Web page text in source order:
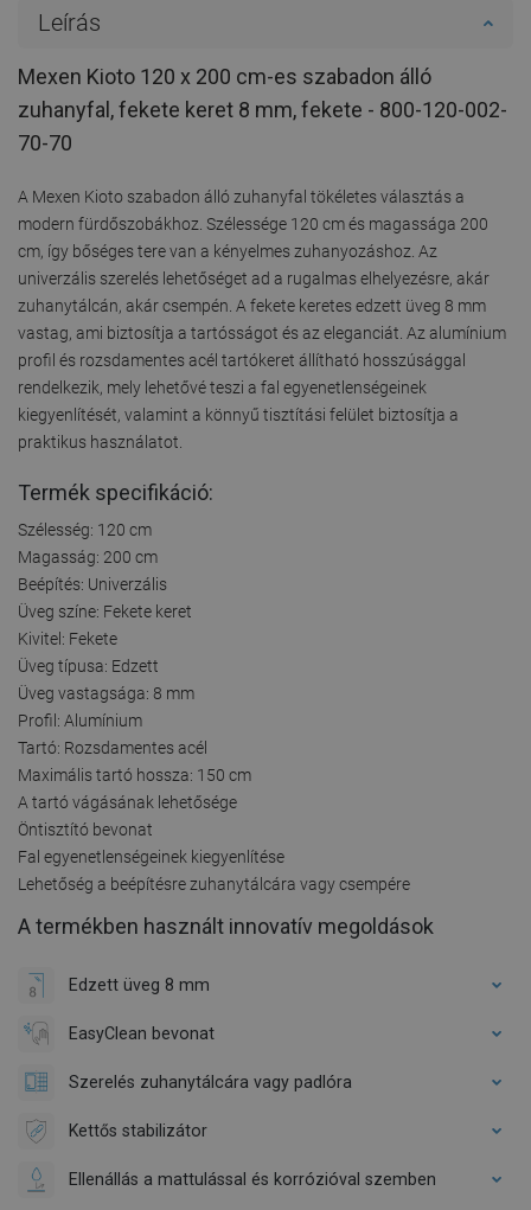
Leírás
Mexen Kioto 120 x 200 cm-es szabadon álló
zuhanyfal, fekete keret 8 mm, fekete - 800-120-002-
70-70
A Mexen Kioto szabadon álló zuhanyfal tökéletes választás a
modern fürdőszobákhoz. Szélessége 120 cm és magassága 200
cm, így bőséges tere van a kényelmes zuhanyozáshoz. Az
univerzális szerelés lehetőséget ad a rugalmas elhelyezésre, akár
zuhanytálcán, akár csempén. A fekete keretes edzett üveg 8 mm
vastag, ami biztosítja a tartósságot és az eleganciát. Az alumínium
profil és rozsdamentes acél tartókeret állítható hosszúsággal
rendelkezik, mely lehetővé teszi a fal egyenetlenségeinek
kiegyenlítését, valamint a könnyű tisztítási felület biztosítja a
praktikus használatot.
Termék specifikáció:
Szélesség: 120 cm
Magasság: 200 cm
Beépítés: Univerzális
Üveg színe: Fekete keret
Kivitel: Fekete
Üveg típusa: Edzett
Üveg vastagsága: 8 mm
Profil: Alumínium
Tartó: Rozsdamentes acél
Maximális tartó hossza: 150 cm
A tartó vágásának lehetősége
Öntisztító bevonat
Fal egyenetlenségeinek kiegyenlítése
Lehetőség a beépítésre zuhanytálcára vagy csempére
A termékben használt innovatív megoldások
Edzett üveg 8 mm
EasyClean bevonat
Szerelés zuhanytálcára vagy padlóra
Kettős stabilizátor
Ellenállás a mattulással és korrózióval szemben